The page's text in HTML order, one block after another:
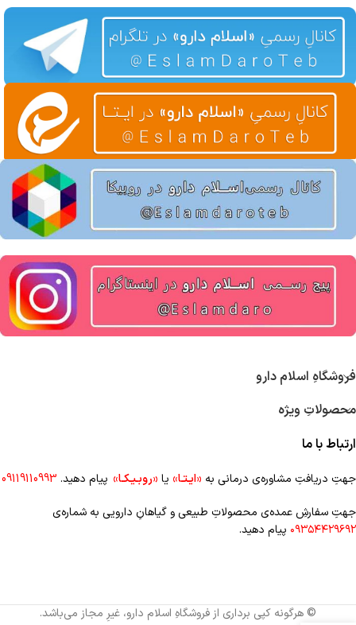
فروشگاهِ اسلام دارو
محصولاتِ ویژه
ارتباط با ما
جهتِ دریافتِ مشاوره‌ی درمانی به «ایـتـا» یا «روبـیـکـا» پیام دهید. 09119110993
جهتِ سفارشِ عمده‌‌ی محصولاتِ طبیعی و گیاهانِ دارویی به شماره‌ی
۰۹۳۵۴۴۲۹۶۹۲ پیام دهید.
© هرگونه کپی برداری از فروشگاهِ اسلام دارو، غیرِ مجاز می‌باشد.